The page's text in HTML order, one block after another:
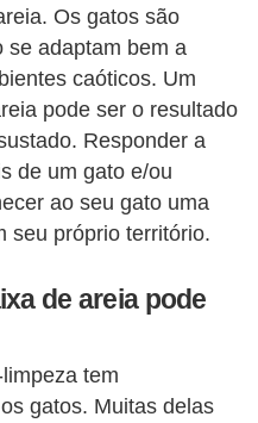
Os gatos são
se adaptam bem a
caóticos. Um
pode ser o resultado
Responder a
de um gato e/ou
ao seu gato uma
seu próprio território.
de areia pode
tem
gatos. Muitas delas